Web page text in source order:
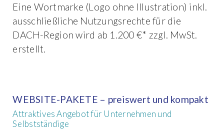
Eine Wortmarke (Logo ohne Illustration) inkl.
ausschließliche Nutzungsrechte für die
DACH-Region wird ab 1.200 €* zzgl. MwSt.
erstellt.
WEBSITE-PAKETE – preiswert und kompakt
Attraktives Angebot für Unternehmen und
Selbstständige